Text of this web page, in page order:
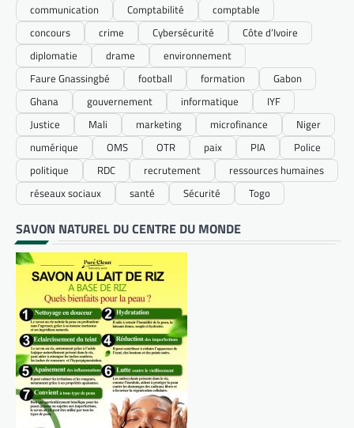
communication
Comptabilité
comptable
concours
crime Cybersécurité
Côte d’Ivoire
diplomatie
drame
environnement
Faure Gnassingbé
football formation
Gabon
Ghana
gouvernement informatique
IYF
Justice
Mali marketing microfinance
Niger
numérique
OMS OTR paix PIA
Police
politique
RDC recrutement
ressources humaines
réseaux sociaux
santé Sécurité Togo
SAVON NATUREL DU CENTRE DU MONDE